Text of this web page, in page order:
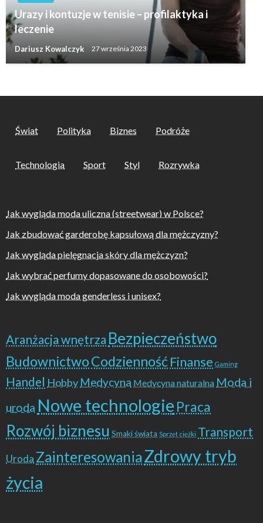
Urazy i kontuzje w tenisie – profilaktyka i
leczenie
Dariusz Kowalczyk 27 września 2023
Świat Polityka Biznes Podróże
Technologia Sport Styl Rozrywka
Jak wygląda moda uliczna (streetwear) w Polsce?
Jak zbudować garderobę kapsułową dla mężczyzny?
Jak wygląda pielęgnacja skóry dla mężczyzn?
Jak wybrać perfumy dopasowane do osobowości?
Jak wygląda moda genderless i unisex?
Aranżacja wnętrza Bezpieczeństwo
BudownictwoCodzienność Finanse Gaming
Handel Hobby Medycyna Medycyna naturalna Moda i
uroda Nowe technologie Praca
Rozwój biznesu Smaki świata Sprzęt ciężki Transport
Uroda ZainteresowaniaZdrowy tryb
życia